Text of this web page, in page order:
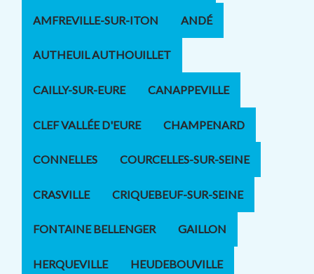
AMFREVILLE-SUR-ITON ANDÉ
AUTHEUIL AUTHOUILLET
CAILLY-SUR-EURE CANAPPEVILLE
CLEF VALLÉE D'EURE CHAMPENARD
CONNELLES COURCELLES-SUR-SEINE
CRASVILLE CRIQUEBEUF-SUR-SEINE
FONTAINE BELLENGER GAILLON
HERQUEVILLE HEUDEBOUVILLE